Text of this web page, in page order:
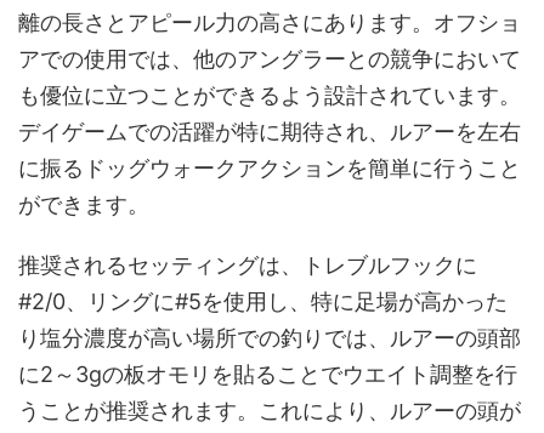
離の長さとアピール力の高さにあります。オフショ
アでの使用では、他のアングラーとの競争において
も優位に立つことができるよう設計されています。
デイゲームでの活躍が特に期待され、ルアーを左右
に振るドッグウォークアクションを簡単に行うこと
ができます。
推奨されるセッティングは、トレブルフックに
#2/0、リングに#5を使用し、特に足場が高かった
り塩分濃度が高い場所での釣りでは、ルアーの頭部
に2～3gの板オモリを貼ることでウエイト調整を行
うことが推奨されます。これにより、ルアーの頭が